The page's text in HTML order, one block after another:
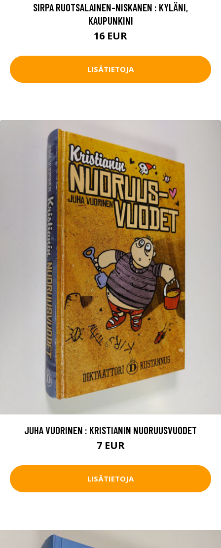
SIRPA RUOTSALAINEN-NISKANEN : KYLÄNI,
KAUPUNKINI
16 EUR
LISÄTIETOJA
JUHA VUORINEN : KRISTIANIN NUORUUSVUODET
7 EUR
LISÄTIETOJA